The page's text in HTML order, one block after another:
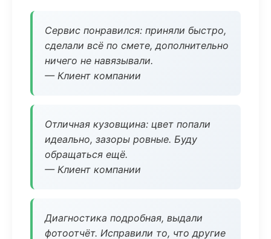
Сервис понравился: приняли быстро,
сделали всё по смете, дополнительно
ничего не навязывали.
— Клиент компании
Отличная кузовщина: цвет попали
идеально, зазоры ровные. Буду
обращаться ещё.
— Клиент компании
Диагностика подробная, выдали
фотоотчёт. Исправили то, что другие